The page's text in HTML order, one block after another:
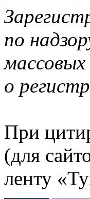
по
о
При
(для
ленту